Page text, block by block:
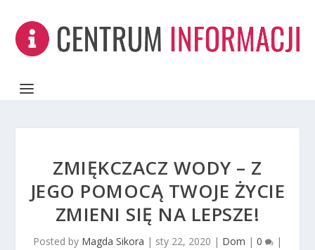
ZMIĘKCZACZ WODY – Z
JEGO POMOCĄ TWOJE ŻYCIE
ZMIENI SIĘ NA LEPSZE!
Posted by Magda Sikora | sty 22, 2020 | Dom | 0 |